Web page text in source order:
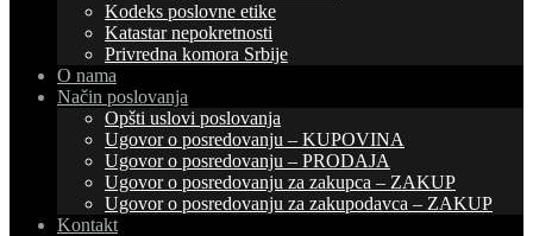
Kodeks poslovne etike
Katastar nepokretnosti
Privredna komora Srbije
O nama
Način poslovanja
Opšti uslovi poslovanja
Ugovor o posredovanju – KUPOVINA
Ugovor o posredovanju – PRODAJA
Ugovor o posredovanju za zakupca – ZAKUP
Ugovor o posredovanju za zakupodavca – ZAKUP
Kontakt